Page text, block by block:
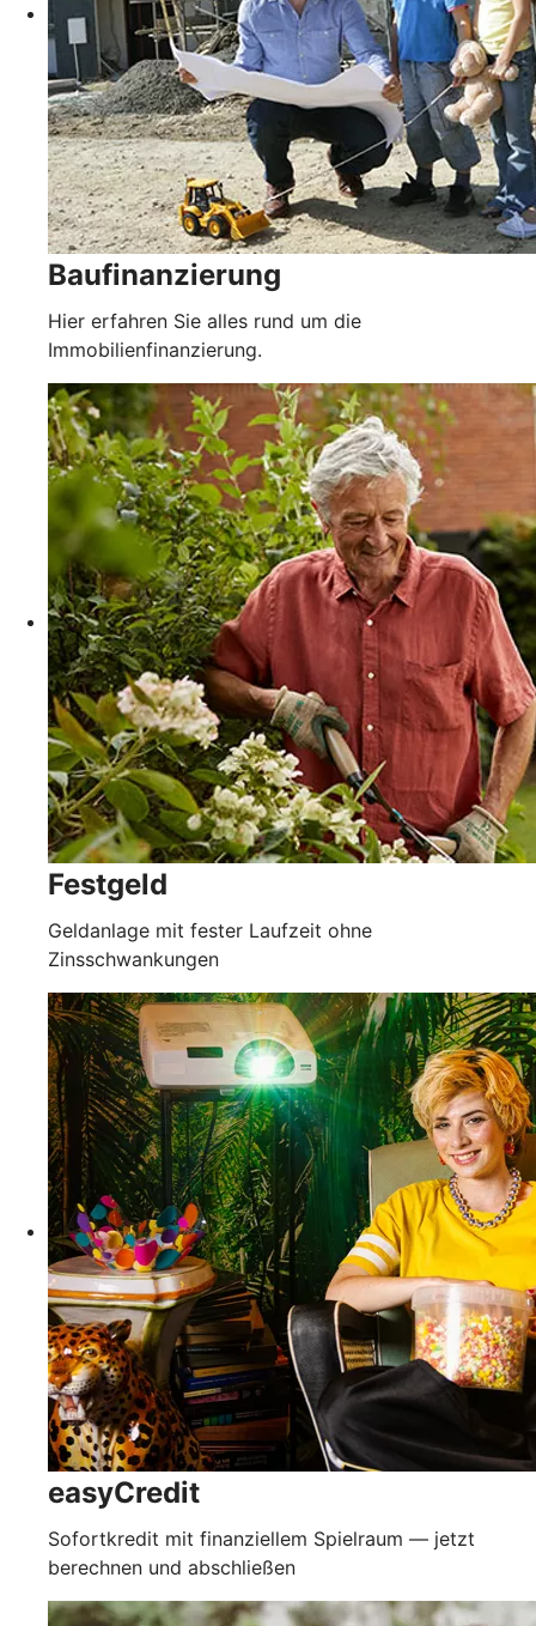
Baufinanzierung
Hier erfahren Sie alles rund um die
Immobilienfinanzierung.
Festgeld
Geldanlage mit fester Laufzeit ohne
Zinsschwankungen
easyCredit
Sofortkredit mit finanziellem Spielraum — jetzt
berechnen und abschließen